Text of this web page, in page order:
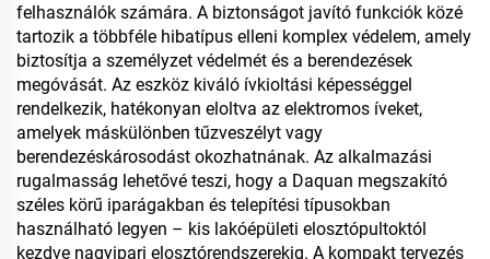
felhasználók számára. A biztonságot javító funkciók közé
tartozik a többféle hibatípus elleni komplex védelem, amely
biztosítja a személyzet védelmét és a berendezések
megóvását. Az eszköz kiváló ívkioltási képességgel
rendelkezik, hatékonyan eloltva az elektromos íveket,
amelyek máskülönben tűzveszélyt vagy
berendezéskárosodást okozhatnának. Az alkalmazási
rugalmasság lehetővé teszi, hogy a Daquan megszakító
széles körű iparágakban és telepítési típusokban
használható legyen – kis lakóépületi elosztópultoktól
kezdve nagyipari elosztórendszerekig. A kompakt tervezés